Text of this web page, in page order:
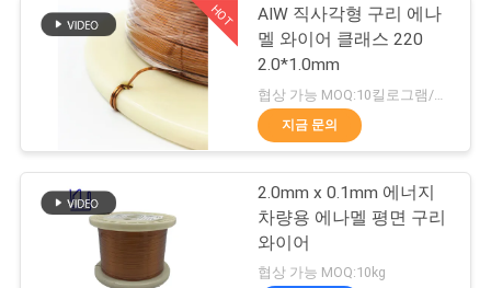
여
마그넷 와이어
194
HOT
AIW 직사각형 구리 에나
멜 와이어 클래스 220
2.0*1.0mm
지금 문의
2.0mm x 0.1mm 에너지
차량용 에나멜 평면 구리
와이어
협상 가능 MOQ:10kg